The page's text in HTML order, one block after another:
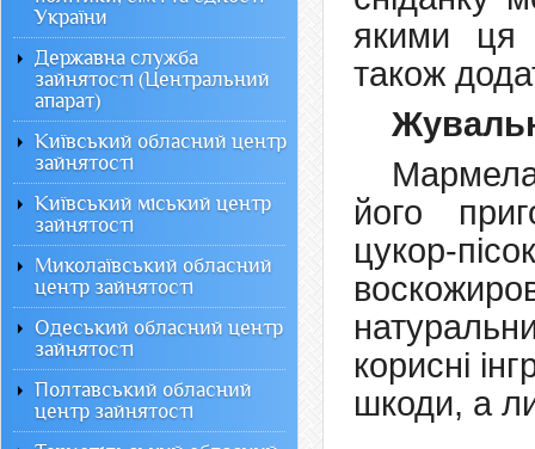
якими ця
також
його
цукор-
корисні
шкоди, а
України
Державна служба
зайнятості (Центральний
апарат)
Київський обласний центр
зайнятості
Київський міський центр
зайнятості
Миколаївський обласний
центр зайнятості
Одеський обласний центр
зайнятості
Полтавський обласний
центр зайнятості